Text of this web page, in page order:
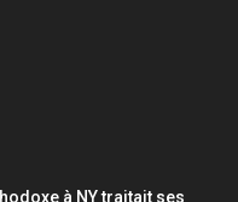
à NY traitait ses